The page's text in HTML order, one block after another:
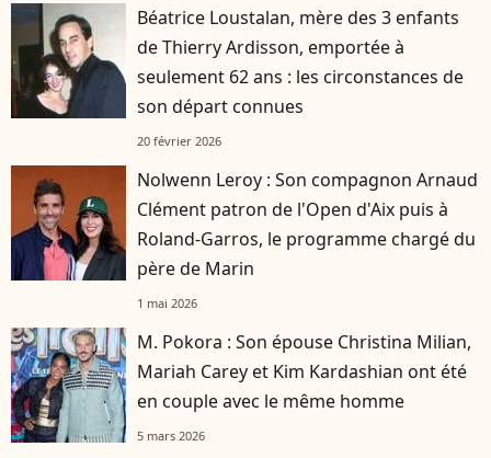
Béatrice Loustalan, mère des 3 enfants
de Thierry Ardisson, emportée à
seulement 62 ans : les circonstances de
son départ connues
20 février 2026
Nolwenn Leroy : Son compagnon Arnaud
Clément patron de l'Open d'Aix puis à
Roland-Garros, le programme chargé du
père de Marin
1 mai 2026
M. Pokora : Son épouse Christina Milian,
Mariah Carey et Kim Kardashian ont été
en couple avec le même homme
5 mars 2026